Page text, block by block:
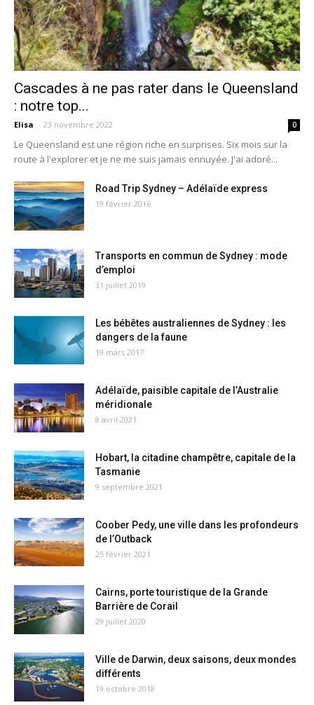
Cascades à ne pas rater dans le Queensland
: notre top...
Elisa - 23 novembre 2022 0
Le Queensland est une région riche en surprises. Six mois sur la
route à l'explorer et je ne me suis jamais ennuyée. J'ai adoré...
Road Trip Sydney – Adélaïde express
19 février 2016
Transports en commun de Sydney : mode
d’emploi
31 juillet 2019
Les bébêtes australiennes de Sydney : les
dangers de la faune
19 mars 2017
Adélaïde, paisible capitale de l’Australie
méridionale
8 avril 2021
Hobart, la citadine champêtre, capitale de la
Tasmanie
9 septembre 2021
Coober Pedy, une ville dans les profondeurs
de l’Outback
25 février 2021
Cairns, porte touristique de la Grande
Barrière de Corail
29 juillet 2020
Ville de Darwin, deux saisons, deux mondes
différents
19 octobre 2018